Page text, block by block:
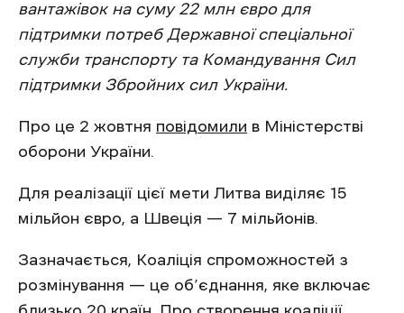
вантажівок на суму 22 млн євро для
підтримки потреб Державної спеціальної
служби транспорту та Командування Сил
підтримки Збройних сил України.
Про це 2 жовтня повідомили в Міністерстві
оборони України.
Для реалізації цієї мети Литва виділяє 15
мільйон євро, а Швеція — 7 мільйонів.
Зазначається, Коаліція спроможностей з
розмінування — це об’єднання, яке включає